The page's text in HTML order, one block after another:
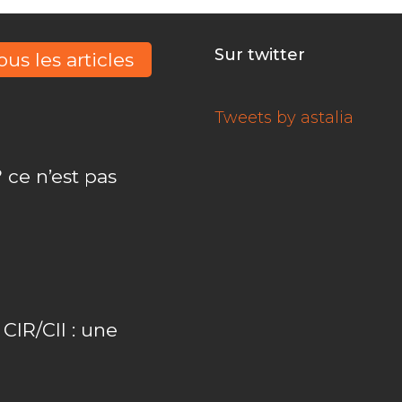
les articles
n’est pas
CII : une
Sur twitter
Tweets by astalia